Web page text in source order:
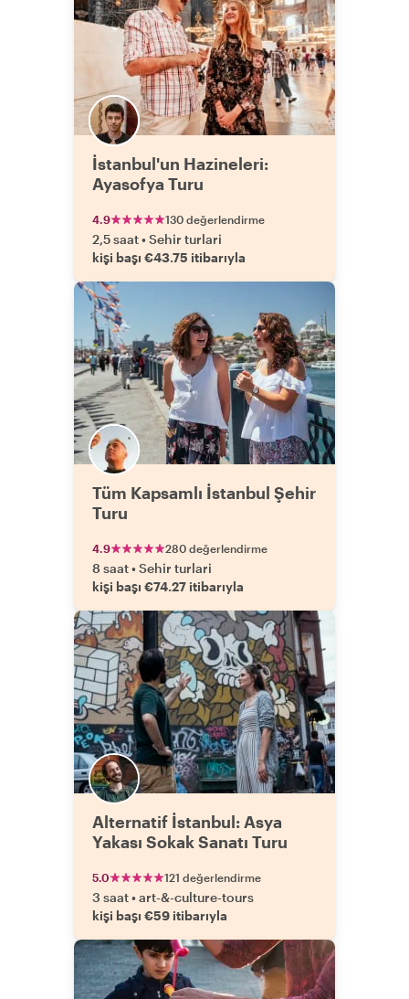
İstanbul'un Hazineleri:
Ayasofya Turu
4.9 130 değerlendirme
2,5 saat•Sehir turlari
kişi başı €43.75 itibarıyla
Tüm Kapsamlı İstanbul Şehir
Turu
4.9 280 değerlendirme
8 saat•Sehir turlari
kişi başı €74.27 itibarıyla
Alternatif İstanbul: Asya
Yakası Sokak Sanatı Turu
5.0 121 değerlendirme
3 saat•art-&-culture-tours
kişi başı €59 itibarıyla